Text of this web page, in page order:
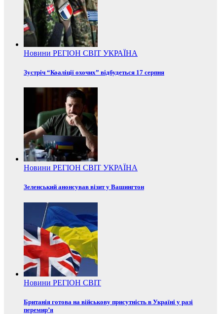
Новини РЕГІОН СВІТ УКРАЇНА
Зустріч “Коаліції охочих” відбудеться 17 серпня
Новини РЕГІОН СВІТ УКРАЇНА
Зеленський анонсував візит у Вашингтон
Новини РЕГІОН СВІТ
Британія готова на військову присутність в Україні у разі
перемир’я